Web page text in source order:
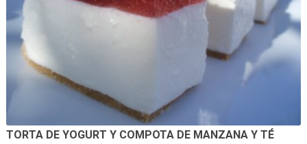
TORTA DE YOGURT Y COMPOTA DE MANZANA Y TÉ